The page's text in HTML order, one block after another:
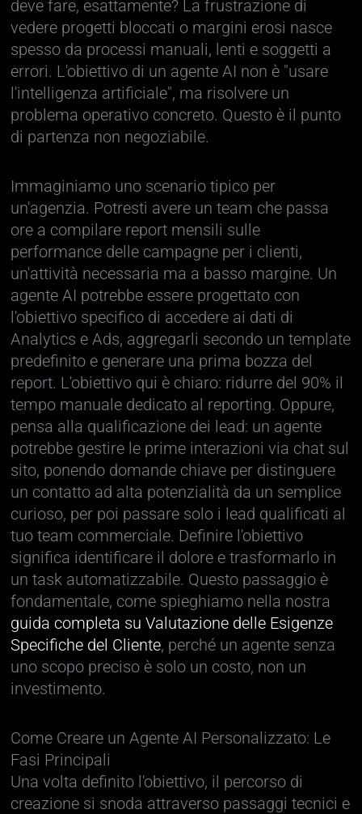
deve fare, esattamente? La frustrazione di
vedere progetti bloccati o margini erosi nasce
spesso da processi manuali, lenti e soggetti a
errori. L'obiettivo di un agente AI non è "usare
l'intelligenza artificiale", ma risolvere un
problema operativo concreto. Questo è il punto
di partenza non negoziabile.
Immaginiamo uno scenario tipico per
un'agenzia. Potresti avere un team che passa
ore a compilare report mensili sulle
performance delle campagne per i clienti,
un'attività necessaria ma a basso margine. Un
agente AI potrebbe essere progettato con
l'obiettivo specifico di accedere ai dati di
Analytics e Ads, aggregarli secondo un template
predefinito e generare una prima bozza del
report. L'obiettivo qui è chiaro: ridurre del 90% il
tempo manuale dedicato al reporting. Oppure,
pensa alla qualificazione dei lead: un agente
potrebbe gestire le prime interazioni via chat sul
sito, ponendo domande chiave per distinguere
un contatto ad alta potenzialità da un semplice
curioso, per poi passare solo i lead qualificati al
tuo team commerciale. Definire l'obiettivo
significa identificare il dolore e trasformarlo in
un task automatizzabile. Questo passaggio è
fondamentale, come spieghiamo nella nostra
guida completa su Valutazione delle Esigenze
Specifiche del Cliente, perché un agente senza
uno scopo preciso è solo un costo, non un
investimento.
Come Creare un Agente AI Personalizzato: Le
Fasi Principali
Una volta definito l'obiettivo, il percorso di
creazione si snoda attraverso passaggi tecnici e